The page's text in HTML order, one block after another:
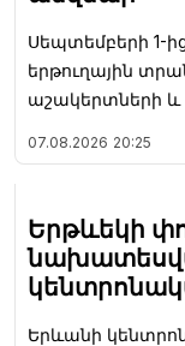
Սեպտեմբերի 1-
երթուղային
աշակերտների և
07.08.2026 20:25
Երթևեկի
Երևանի